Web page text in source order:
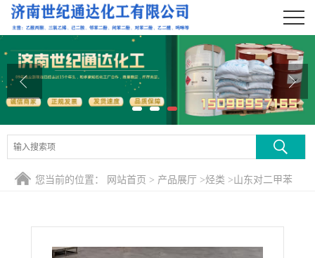
公司首页
公司介绍
产品展厅
证书荣誉
您当前的位置： 网站首页 > 产品展厅 >烃类 >山东对二甲苯